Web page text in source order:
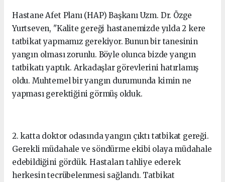
Hastane Afet Planı (HAP) Başkanı Uzm. Dr. Özge
Yurtseven, "Kalite gereği hastanemizde yılda 2 kere
tatbikat yapmamız gerekiyor. Bunun bir tanesinin
yangın olması zorunlu. Böyle olunca bizde yangın
tatbikatı yaptık. Arkadaşlar görevlerini hatırlamış
oldu. Muhtemel bir yangın durumunda kimin ne
yapması gerektiğini görmüş olduk.
2. katta doktor odasında yangın çıktı tatbikat gereği.
Gerekli müdahale ve söndürme ekibi olaya müdahale
edebildiğini gördük. Hastaları tahliye ederek
herkesin tecrübelenmesi sağlandı. Tatbikat